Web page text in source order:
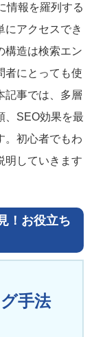
情報を羅列する
にアクセスでき
構造は検索エン
者にとっても使
記事では、多層
、SEO効果を最
。初心者でもわ
明していきます
！ お役立ち
手法